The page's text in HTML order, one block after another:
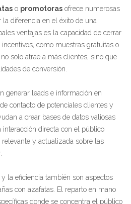
o promotoras ofrece numerosas
diferencia en el éxito de una
ventajas es la capacidad de cerrar
como muestras gratuitas o
solo atrae a más clientes, sino que
de conversión.
generar leads e información en
contacto de potenciales clientes y
a crear bases de datos valiosas
interacción directa con el público
y actualizada sobre las
y la eficiencia también son aspectos
con azafatas. El reparto en mano
donde se concentra el público